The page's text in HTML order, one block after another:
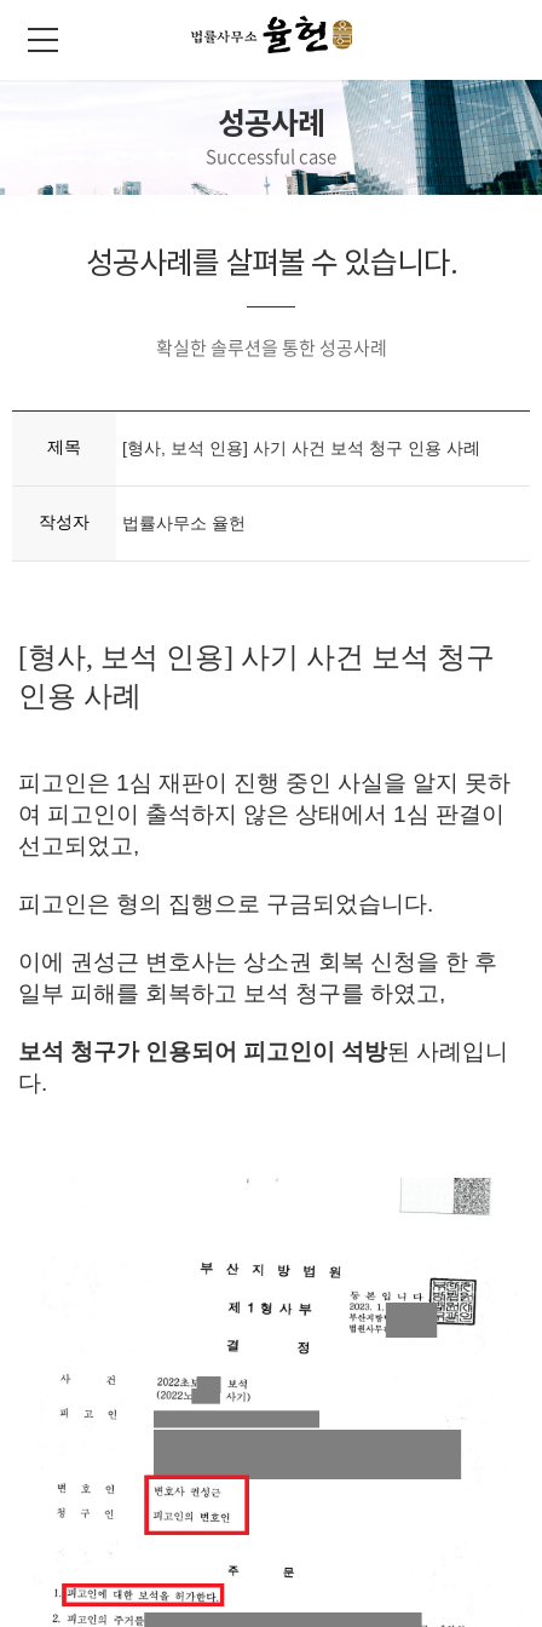
성공사례
Successful case
성공사례를 살펴볼 수 있습니다.
확실한 솔루션을 통한 성공사례
제목 [형사, 보석 인용] 사기 사건 보석 청구 인용 사례
작성자 법률사무소 율헌
[형사, 보석 인용] 사기 사건 보석 청구
인용 사례
피고인은 1심 재판이 진행 중인 사실을 알지 못하
여 피고인이 출석하지 않은 상태에서 1심 판결이
선고되었고,
피고인은 형의 집행으로 구금되었습니다.
이에 권성근 변호사는 상소권 회복 신청을 한 후
일부 피해를 회복하고 보석 청구를 하였고,
보석 청구가 인용되어 피고인이 석방된 사례입니
다.